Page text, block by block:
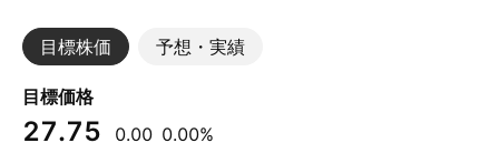
目標株価 予想・実績
目標価格
27.75 0.00 0.00%